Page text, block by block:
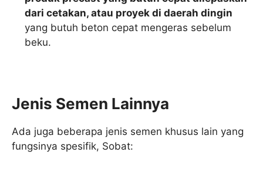
dari cetakan, atau proyek di daerah dingin
yang butuh beton cepat mengeras sebelum
beku.
Jenis Semen Lainnya
Ada juga beberapa jenis semen khusus lain yang
fungsinya spesifik, Sobat: